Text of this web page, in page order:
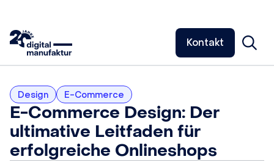
Kontakt
Design E-Commerce
E-Commerce Design: Der
ultimative Leitfaden für
erfolgreiche Onlineshops